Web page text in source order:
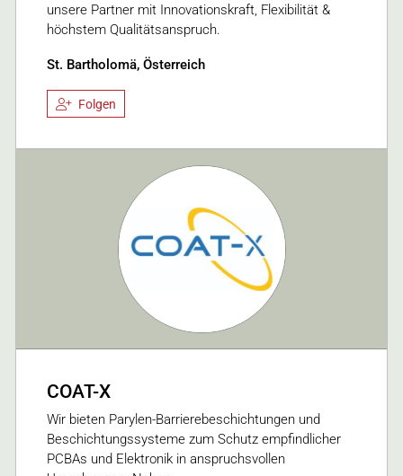
unsere Partner mit Innovationskraft, Flexibilität &
höchstem Qualitätsanspruch.
St. Bartholomä, Österreich
Folgen
COAT-X
Wir bieten Parylen-Barrierebeschichtungen und
Beschichtungssysteme zum Schutz empfindlicher
PCBAs und Elektronik in anspruchsvollen